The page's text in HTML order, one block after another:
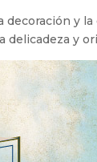
y
y